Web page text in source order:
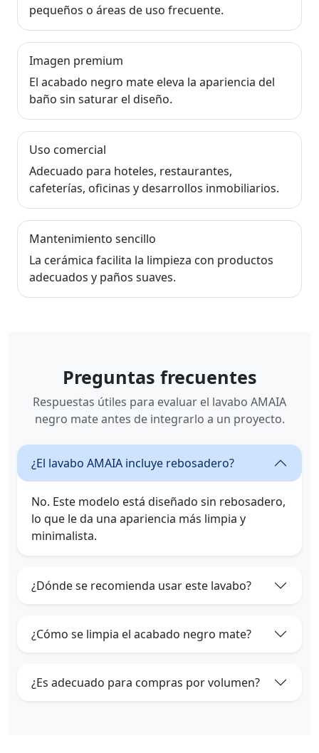
pequeños o áreas de uso frecuente.
Imagen premium
El acabado negro mate eleva la apariencia del
baño sin saturar el diseño.
Uso comercial
Adecuado para hoteles, restaurantes,
cafeterías, oficinas y desarrollos inmobiliarios.
Mantenimiento sencillo
La cerámica facilita la limpieza con productos
adecuados y paños suaves.
Preguntas frecuentes
Respuestas útiles para evaluar el lavabo AMAIA
negro mate antes de integrarlo a un proyecto.
¿El lavabo AMAIA incluye rebosadero?
No. Este modelo está diseñado sin rebosadero,
lo que le da una apariencia más limpia y
minimalista.
¿Dónde se recomienda usar este lavabo?
¿Cómo se limpia el acabado negro mate?
¿Es adecuado para compras por volumen?